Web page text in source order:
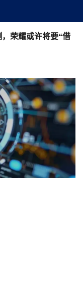
荣耀或许将要“借